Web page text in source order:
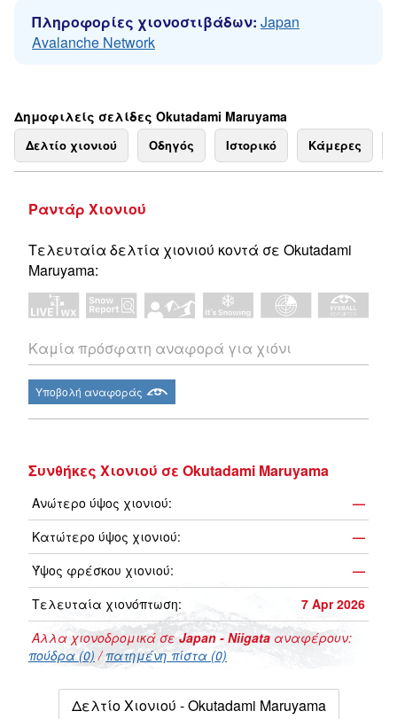
Πληροφορίες χιονοστιβάδων: Japan
Avalanche Network
Δημοφιλείς σελίδες Okutadami Maruyama
Δελτίο χιονιού Οδηγός Ιστορικό Κάμερες
Ραντάρ Χιονιού
Τελευταία δελτία χιονιού κοντά σε Okutadami
Maruyama:
Καμία πρόσφατη αναφορά για χιόνι
Υποβολή αναφοράς
Συνθήκες Χιονιού σε Okutadami Maruyama
Ανώτερο ύψος χιονιού:
—
Κατώτερο ύψος χιονιού:
—
Ύψος φρέσκου χιονιού:
—
Τελευταία χιονόπτωση:
7 Apr 2026
Αλλα χιονοδρομικά σεJapan - Niigata αναφέρουν:
πούδρα (0) /πατημένη πίστα (0)
Δελτίο Χιονιού - Okutadami Maruyama